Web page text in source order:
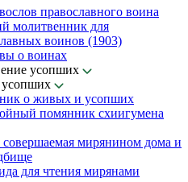
православного воина
молитвенник для
воинов (1903)
о воинах
усопших
о живых и усопших
помянник схиигумена
мирянином дома и
для чтения мирянами